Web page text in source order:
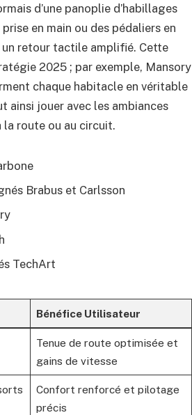
d’une panoplie d’habillages
en main ou des pédaliers en
retour tactile amplifié. Cette
2025 ; par exemple, Mansory
chaque habitacle en véritable
ainsi jouer avec les ambiances
la route ou au circuit.
Brabus et Carlsson
TechArt
Bénéfice Utilisateur
Tenue de route optimisée et
gains de vitesse
Confort renforcé et pilotage
précis